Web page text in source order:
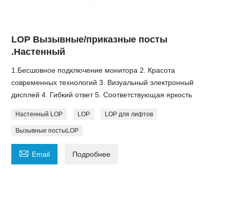
LOP Вызывные/приказные посты
.Настенный
1.Бесшовное подключение монитора 2. Красота
современных технологий 3. Визуальный электронный
дисплей 4. Гибкий ответ 5. Соответствующая яркость
Настенный LOP LOP LOP для лифтов
Вызывные постыLOP
 Email Подробнее